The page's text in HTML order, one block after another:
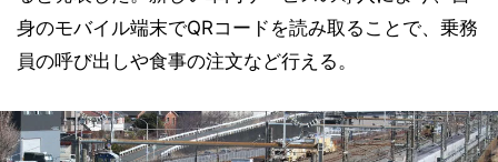
身のモバイル端末でQRコードを読み取ることで、乗務
員の呼び出しや食事の注文など行える。